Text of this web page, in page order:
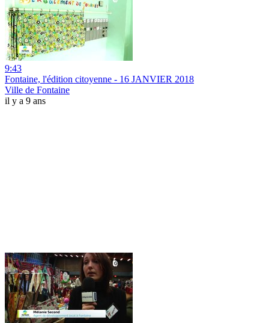
9:43
Fontaine, l'édition citoyenne - 16 JANVIER 2018
Ville de Fontaine
il y a 9 ans